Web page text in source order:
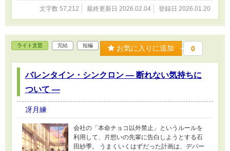
文字数 57,212 最終更新日 2026.02.04 登録日 2026.01.20
ライト文芸 完結 短編 お気に入りに追加 0
バレンタイン・シンクロン ― 断れない気持ちに
ついて ―
冴月練
会社の「本命チョコ以外禁止」というルールを
利用して、片想いの先輩に告白しようとする石
田紗季。 うまくいくはずだった計画は、デパー